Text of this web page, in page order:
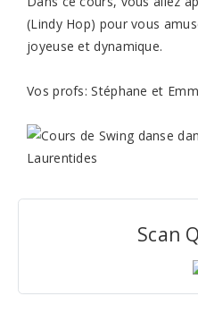
(Lindy Hop) pour vous
joyeuse et dynamique.
Vos profs: Stéphane et
Scan